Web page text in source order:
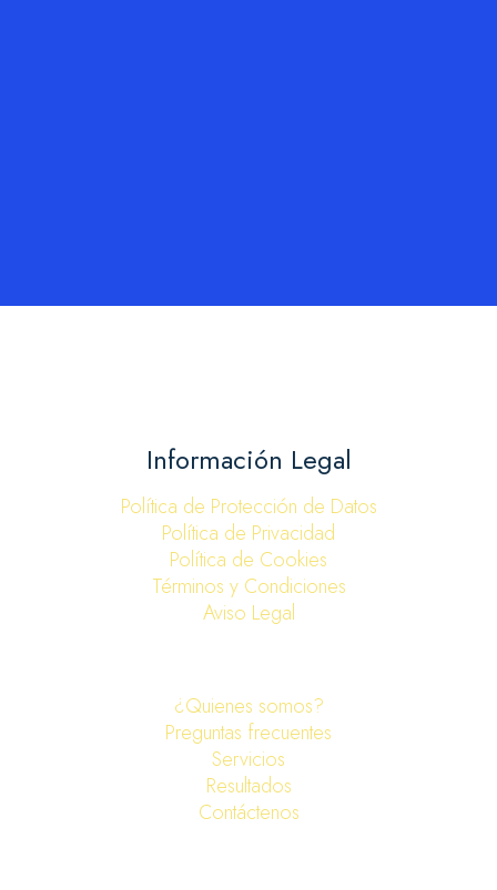
Información Legal
Política de Protección de Datos
Política de Privacidad
Política de Cookies
Términos y Condiciones
Aviso Legal
¿Quienes somos?
Preguntas frecuentes
Servicios
Resultados
Contáctenos